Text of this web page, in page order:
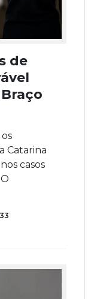
de
Catarina
casos